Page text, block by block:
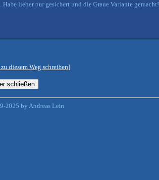
lieber nur gesichert und die Graue Variante gemacht!
diesem Weg schreiben]
2025 by Andreas Lein